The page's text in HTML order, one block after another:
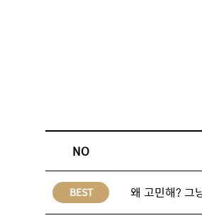
NO
BEST 왜 고민해? 그